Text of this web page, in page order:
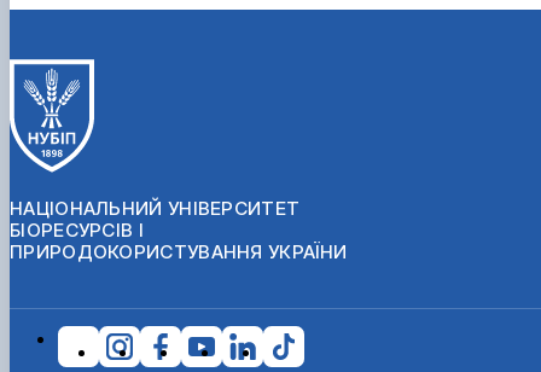
НАЦІОНАЛЬНИЙ УНІВЕРСИТЕТ
БІОРЕСУРСІВ І
ПРИРОДОКОРИСТУВАННЯ УКРАЇНИ